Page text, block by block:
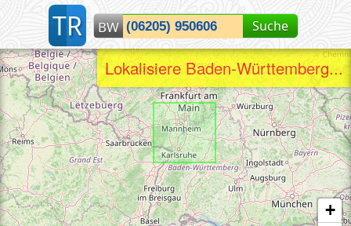
TR BW Suche
+
Lokalisiere Baden-Württemberg...